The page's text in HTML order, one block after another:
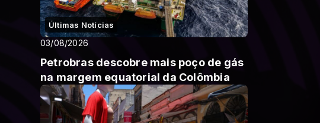
Últimas Notícias
03/08/2026
Petrobras descobre mais poço de gás
na margem equatorial da Colômbia